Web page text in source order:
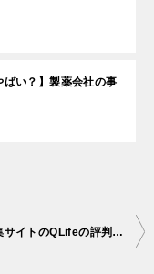
ばい？】製薬会社の事
治験募集サイトのQLifeの評判は？色々な側面から徹底解説！